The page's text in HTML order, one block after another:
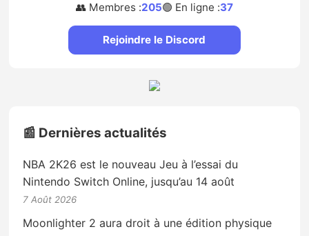
👥 Membres :205🟢 En ligne :37
Rejoindre le Discord
📰 Dernières actualités
NBA 2K26 est le nouveau Jeu à l’essai du
Nintendo Switch Online, jusqu’au 14 août
7 Août 2026
Moonlighter 2 aura droit à une édition physique